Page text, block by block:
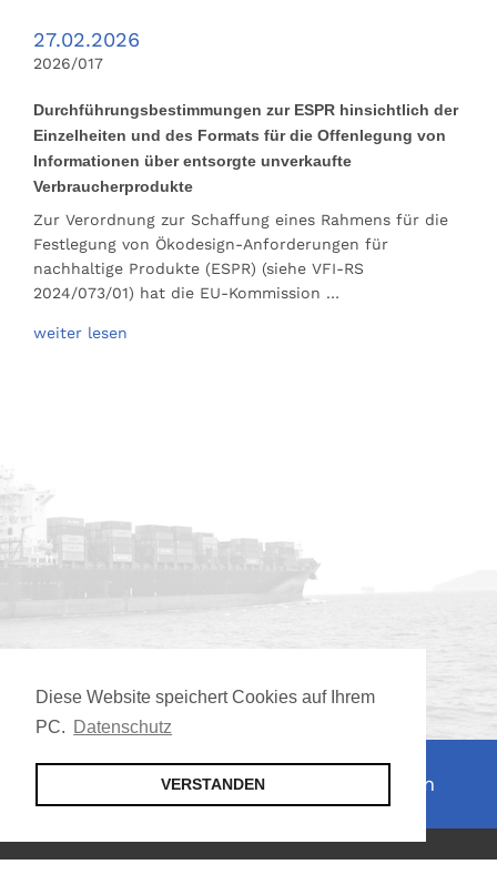
Diese Website speichert Cookies auf Ihrem
PC. Datenschutz
VERSTANDEN
27.02.2026
2026/017
Durchführungsbestimmungen zur ESPR hinsichtlich der
Einzelheiten und des Formats für die Offenlegung von
Informationen über entsorgte unverkaufte
Verbraucherprodukte
Zur Verordnung zur Schaffung eines Rahmens für die
Festlegung von Ökodesign-Anforderungen für
nachhaltige Produkte (ESPR) (siehe VFI-RS
2024/073/01) hat die EU-Kommission …
weiter lesen
Jetzt Mitglied werden